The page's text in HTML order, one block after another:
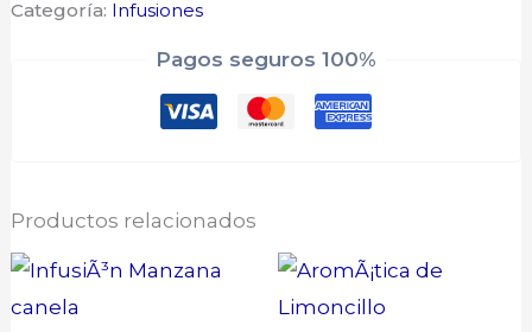
Categoría: Infusiones
Pagos seguros 100%
Productos relacionados